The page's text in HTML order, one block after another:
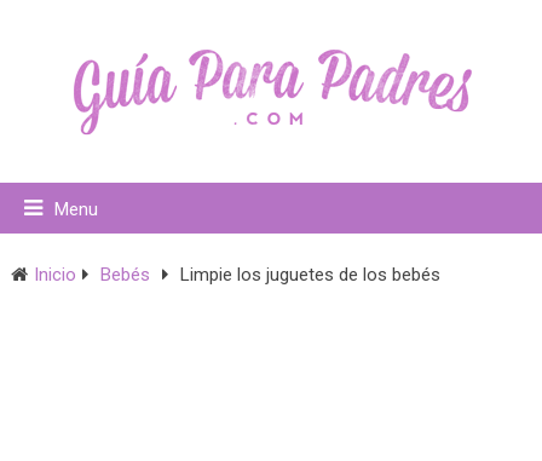
Menu
Inicio Bebés Limpie los juguetes de los bebés